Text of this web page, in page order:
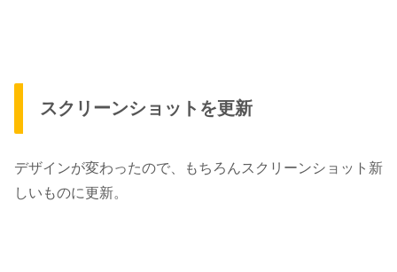
スクリーンショットを更新
デザインが変わったので、もちろんスクリーンショット新
しいものに更新。